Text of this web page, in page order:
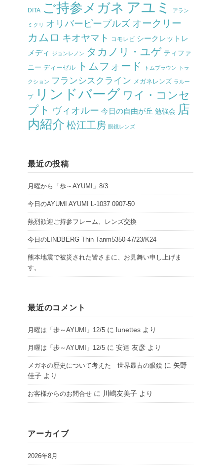
DITA ご持参メガネ アユミ アラン
ミクリ オリバーピープルズ オークリー
カムロ キオヤマト コモレビ シークレットレ
メディ
ジョンレノン タカノリ・ユゲ ティファ
ニー ディーゼル トムフォード トムブラウン トラ
クション フランシスクライン メガネレンズ ラルー
プ リンドバーグ ワイ・コンセ
プト ヴィオルー 今日の自由が丘 勉強会 店
内紹介 松江工房 眼鏡レンズ
最近の投稿
月曜から「歩～AYUMI」8/3
今日のAYUMI AYUMI L-1037 0907-50
熱烈歓迎ご持参フレーム、レンズ交換
今日のLINDBERG Thin Tanm5350-47/23/K24
熊本地震で被災された皆さまに、お見舞い申し上げま
す。
最近のコメント
月曜は「歩～AYUMI」12/5 に lunettes より
月曜は「歩～AYUMI」12/5 に 安達 友彦 より
メガネの歴史について考えた 世界最古の眼鏡 に 矢野
佳子 より
お客様からのお問合せ に 川嶋友美子 より
アーカイブ
2026年8月